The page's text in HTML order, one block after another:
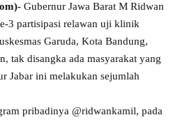
Gubernur Jawa Barat M Ridwan
3 partisipasi relawan uji klinik
Garuda, Kota Bandung,
tak disangka ada masyarakat yang
Jabar ini melakukan sejumlah
pribadinya @ridwankamil, pada